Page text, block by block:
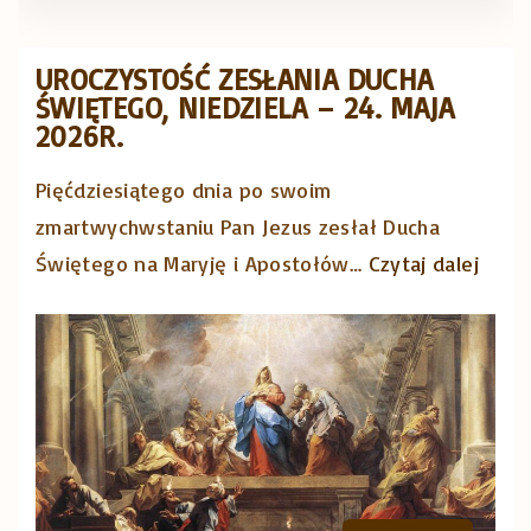
e
n
e
m
a
a
k
a
c
j
i
e
g
ó
ż
ń
c
a
"
UROCZYSTOŚĆ ZESŁANIA DUCHA
ŚWIĘTEGO, NIEDZIELA – 24. MAJA
2026R.
Pięćdziesiątego dnia po swoim
zmartwychwstaniu Pan Jezus zesłał Ducha
Świętego na Maryję i Apostołów… Czytaj dalej"
R
O
Z
Y
S